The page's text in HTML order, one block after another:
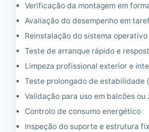
M
Verificação da montagem em
Avaliação do desempenho em
Reinstalação do sistema
Teste de arranque rápido e
Limpeza profissional exterior e
Teste prolongado de estabilidade
Validação para uso em balcões ou
Controlo de consumo energético
Inspeção do suporte e estrutura